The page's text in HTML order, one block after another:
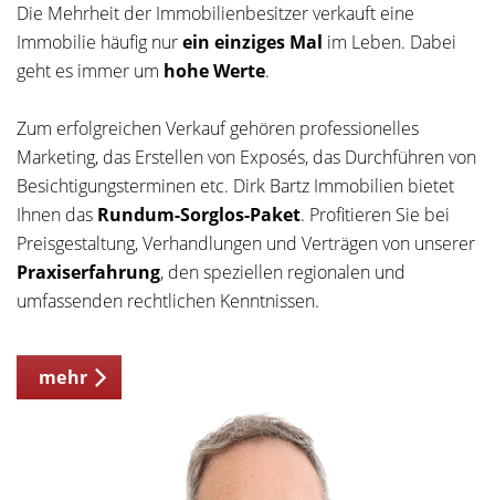
Die Mehrheit der Immobilienbesitzer verkauft eine
Immobilie häufig nurein einziges Mal im Leben. Dabei
geht es immer um hohe Werte.
Zum erfolgreichen Verkauf gehören professionelles
Marketing, das Erstellen von Exposés, das Durchführen von
Besichtigungsterminen etc. Dirk Bartz Immobilien bietet
Ihnen das Rundum-Sorglos-Paket. Profitieren Sie bei
Preisgestaltung, Verhandlungen und Verträgen von unserer
Praxiserfahrung, den speziellen regionalen und
umfassenden rechtlichen Kenntnissen.
mehr